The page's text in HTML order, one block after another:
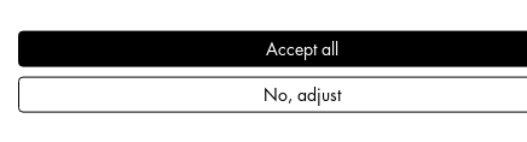
Accept all
No, adjust